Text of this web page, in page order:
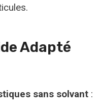
Adapté
sans solvant :